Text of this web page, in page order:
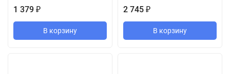
1 379 ₽
В корзину
2 745 ₽
В корзину